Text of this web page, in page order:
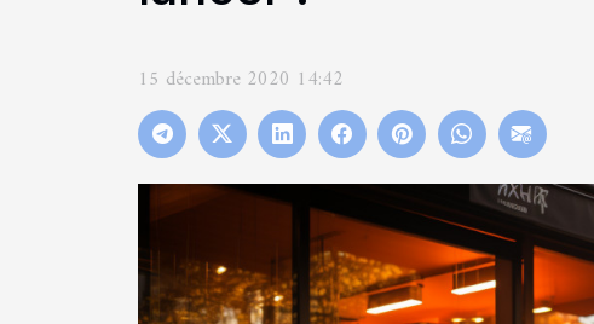
15 décembre 2020 14:42